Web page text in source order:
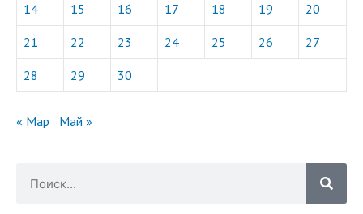
14 15 16 17 18 19 20
21 22 23 24 25 26 27
28 29 30
« Мар Май »